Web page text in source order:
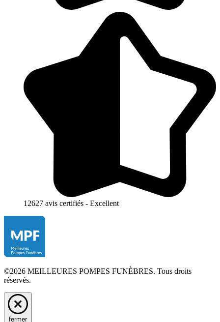
12627 avis certifiés - Excellent
©2026 MEILLEURES POMPES FUNÈBRES. Tous droits
réservés.
fermer